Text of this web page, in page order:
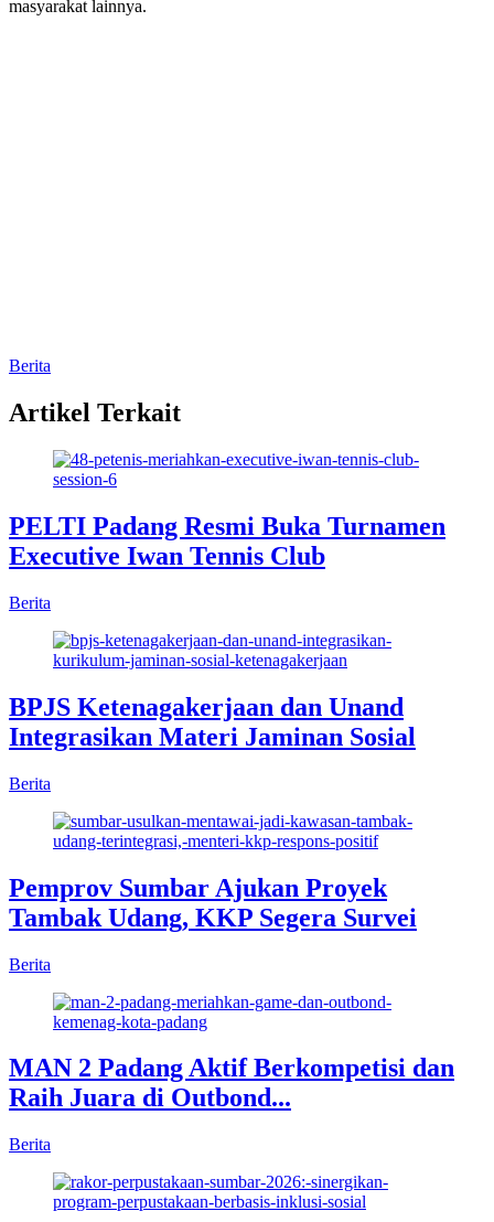
masyarakat lainnya.
Berita
Artikel Terkait
PELTI Padang Resmi Buka Turnamen
Executive Iwan Tennis Club
Berita
BPJS Ketenagakerjaan dan Unand
Integrasikan Materi Jaminan Sosial
Berita
Pemprov Sumbar Ajukan Proyek
Tambak Udang, KKP Segera Survei
Berita
MAN 2 Padang Aktif Berkompetisi dan
Raih Juara di Outbond...
Berita